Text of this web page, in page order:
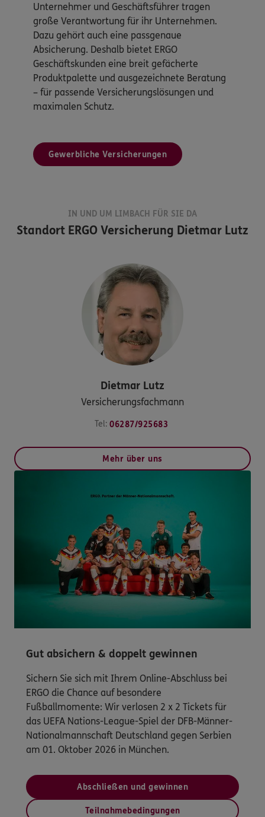
Unternehmer und Geschäftsführer tragen
große Verantwortung für ihr Unternehmen.
Dazu gehört auch eine passgenaue
Absicherung. Deshalb bietet ERGO
Geschäftskunden eine breit gefächerte
Produktpalette und ausgezeichnete Beratung
– für passende Versicherungslösungen und
maximalen Schutz.
Gewerbliche Versicherungen
IN UND UM LIMBACH FÜR SIE DA
Standort ERGO Versicherung Dietmar Lutz
Dietmar Lutz
Versicherungsfachmann
Tel: 06287/925683
Mehr über uns
Gut absichern & doppelt gewinnen
Sichern Sie sich mit Ihrem Online-Abschluss bei
ERGO die Chance auf besondere
Fußballmomente: Wir verlosen 2 x 2 Tickets für
das UEFA Nations-League-Spiel der DFB-Männer-
Nationalmannschaft Deutschland gegen Serbien
am 01. Oktober 2026 in München.
Abschließen und gewinnen
Teilnahmebedingungen